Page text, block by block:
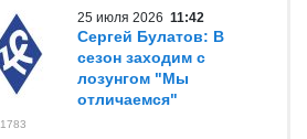
25 июля 2026 11:42
Сергей Булатов: В
сезон заходим с
лозунгом "Мы
отличаемся"
1783